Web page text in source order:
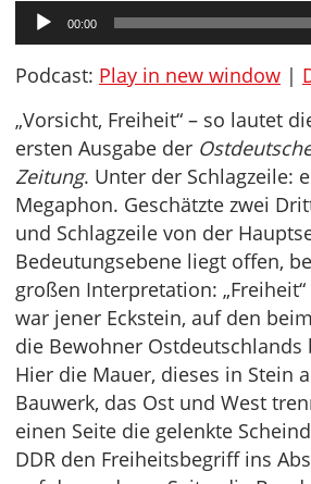
Audio-
Player
00:00
Podcast: Play in new window |
„Vorsicht, Freiheit“ – so lautet
ersten Ausgabe der
Zeitung. Unter der Schlagzeile:
Megaphon. Geschätzte zwei
und Schlagzeile von der
Bedeutungsebene liegt offen,
großen Interpretation:
war jener Eckstein, auf den
die Bewohner Ostdeutschlands
Hier die Mauer, dieses in Stein
Bauwerk, das Ost und West
einen Seite die gelenkte
DDR den Freiheitsbegriff ins